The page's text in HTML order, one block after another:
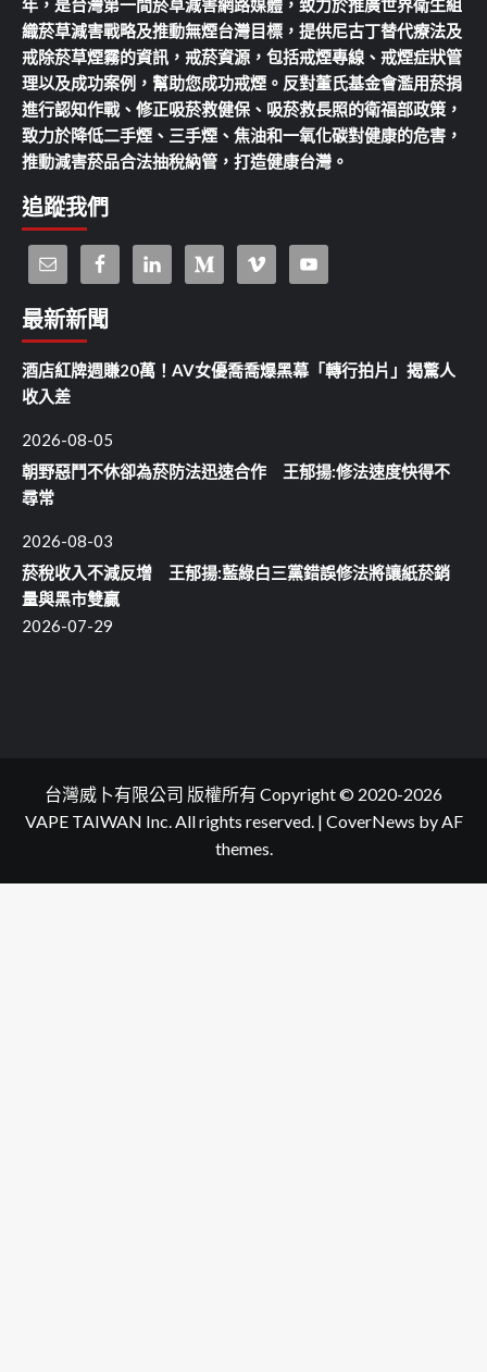
年，是台灣第一間菸草減害網路媒體，致力於推廣世界衛生組
織菸草減害戰略及推動無煙台灣目標，提供尼古丁替代療法及
戒除菸草煙霧的資訊，戒菸資源，包括戒煙專線、戒煙症狀管
理以及成功案例，幫助您成功戒煙。反對董氏基金會濫用菸捐
進行認知作戰、修正吸菸救健保、吸菸救長照的衛福部政策，
致力於降低二手煙、三手煙、焦油和一氧化碳對健康的危害，
推動減害菸品合法抽稅納管，打造健康台灣。
追蹤我們
最新新聞
酒店紅牌週賺20萬！AV女優喬喬爆黑幕「轉行拍片」揭驚人
收入差
2026-08-05
朝野惡鬥不休卻為菸防法迅速合作 王郁揚:修法速度快得不
尋常
2026-08-03
菸稅收入不減反增 王郁揚:藍綠白三黨錯誤修法將讓紙菸銷
量與黑市雙贏
2026-07-29
台灣威卜有限公司 版權所有 Copyright © 2020-2026
VAPE TAIWAN Inc. All rights reserved. | CoverNews by AF
themes.